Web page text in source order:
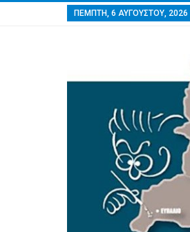
ΠΈΜΠΤΗ, 6 ΑΥΓΟΎΣΤΟΥ, 2026